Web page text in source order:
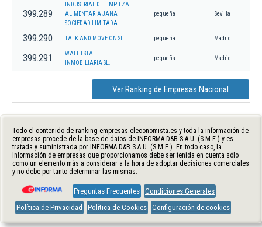
399.289
INDUSTRIAL DE LIMPIEZA
ALIMENTARIA JANA
SOCIEDAD LIMITADA.
pequeña Sevilla
399.290 TALK AND MOVE ON SL. pequeña Madrid
399.291
WALL ESTATE
INMOBILIARIA SL.
pequeña Madrid
Ver Ranking de Empresas Nacional
Todo el contenido de ranking-empresas.eleconomista.es y toda la información de
empresas procede de la base de datos de INFORMA D&B S.A.U. (S.M.E.) y es
tratada y suministrada por INFORMA D&B S.A.U. (S.M.E.). En todo caso, la
información de empresas que proporcionamos debe ser tenida en cuenta sólo
como un elemento más a considerar a la hora de adoptar decisiones comerciales
y no debe por tanto determinar las mismas.
Preguntas Frecuentes Condiciones Generales
Política de Privacidad
Política de Cookies Configuración de cookies